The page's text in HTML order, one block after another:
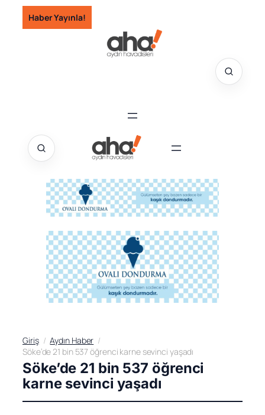
İçeriğe
geç
Haber Yayınla!
Giriş
Aydın Haber
Söke’de 21 bin 537 öğrenci karne sevinci yaşadı
Söke’de 21 bin 537 öğrenci
karne sevinci yaşadı